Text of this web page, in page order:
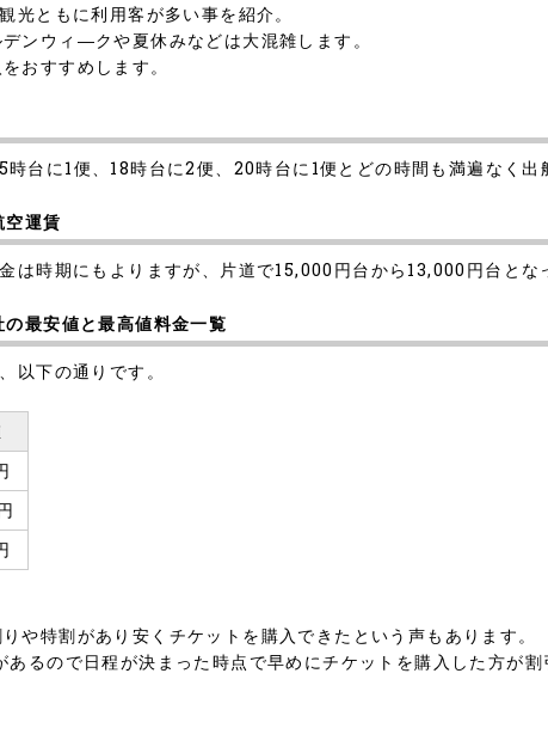
光ともに利用客が多い事を紹介。
ンウィ―クや夏休みなどは大混雑します。
おすすめします。
台に1便、18時台に2便、20時台に1便とどの時間も満遍なく出
運賃
は時期にもよりますが、片道で15,000円台から13,000円台とな
最安値と最高値料金一覧
以下の通りです。
や特割があり安くチケットを購入できたという声もあります。
るので日程が決まった時点で早めにチケットを購入した方が